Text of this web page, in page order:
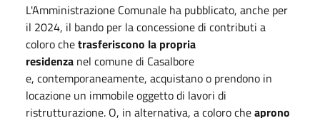
L'Amministrazione Comunale ha pubblicato, anche per
il 2024, il bando per la concessione di contributi a
coloro chetrasferiscono la propria
residenza nel comune di Casalbore
e, contemporaneamente, acquistano o prendono in
locazione un immobile oggetto di lavori di
ristrutturazione. O, in alternativa, a coloro cheaprono